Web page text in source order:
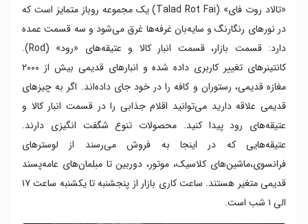
«تالاد روت فای» (Talad Rot Fai) یک مجموعه روباز متمایز است که
در نورهای رنگارنگ و سایه‌بان غرفه‌ها غرق می‌شود و سه قسمت عمده
دارد: قسمت بازار، قسمت انبار کالا و عتیقه‌های «رود» (Rod).
کانتینرهای تغییر کاربری داده شده و انبارهای قدیمی بیش از ۲۰۰۰
مغازه قدیمی، رستوران و کافه را در خود جای داده‌اند. اگر به چیزهای
قدیمی علاقه دارید می‌توانید اقلام جذابی را در قسمت انبار کالا و
عتیقه‌های رود پیدا کنید. محصولات تنوع شگفت انگیزی دارند.
عتیقه‌هایی که در اینجا به فروش می‌رسند از لوسترهای
فرانسوی،‌ماشین‌های کلاسیک، موتور، دوربین تا مبلمان‌های عامه‌پسند
قدیمی متغیر هستند. ساعت کاری بازار از پنجشنبه تا یکشنبه ساعت ۱۷
الی ۱ شب است.